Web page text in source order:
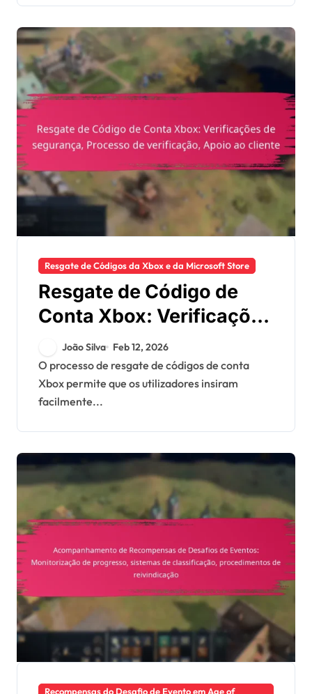
Resgate de Códigos da Xbox e da Microsoft Store
Resgate de Código de
Conta Xbox: Verificações
de segurança, Processo
de verificação, Apoio ao
cliente
João Silva Feb 12, 2026
O processo de resgate de códigos de conta
Xbox permite que os utilizadores insiram
facilmente...
Recompensas do Desafio de Evento em Age of